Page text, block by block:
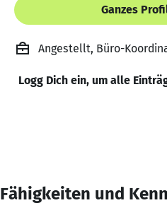
Ganzes
Angestellt, Büro-
Logg Dich ein, um alle
Fähigkeiten und